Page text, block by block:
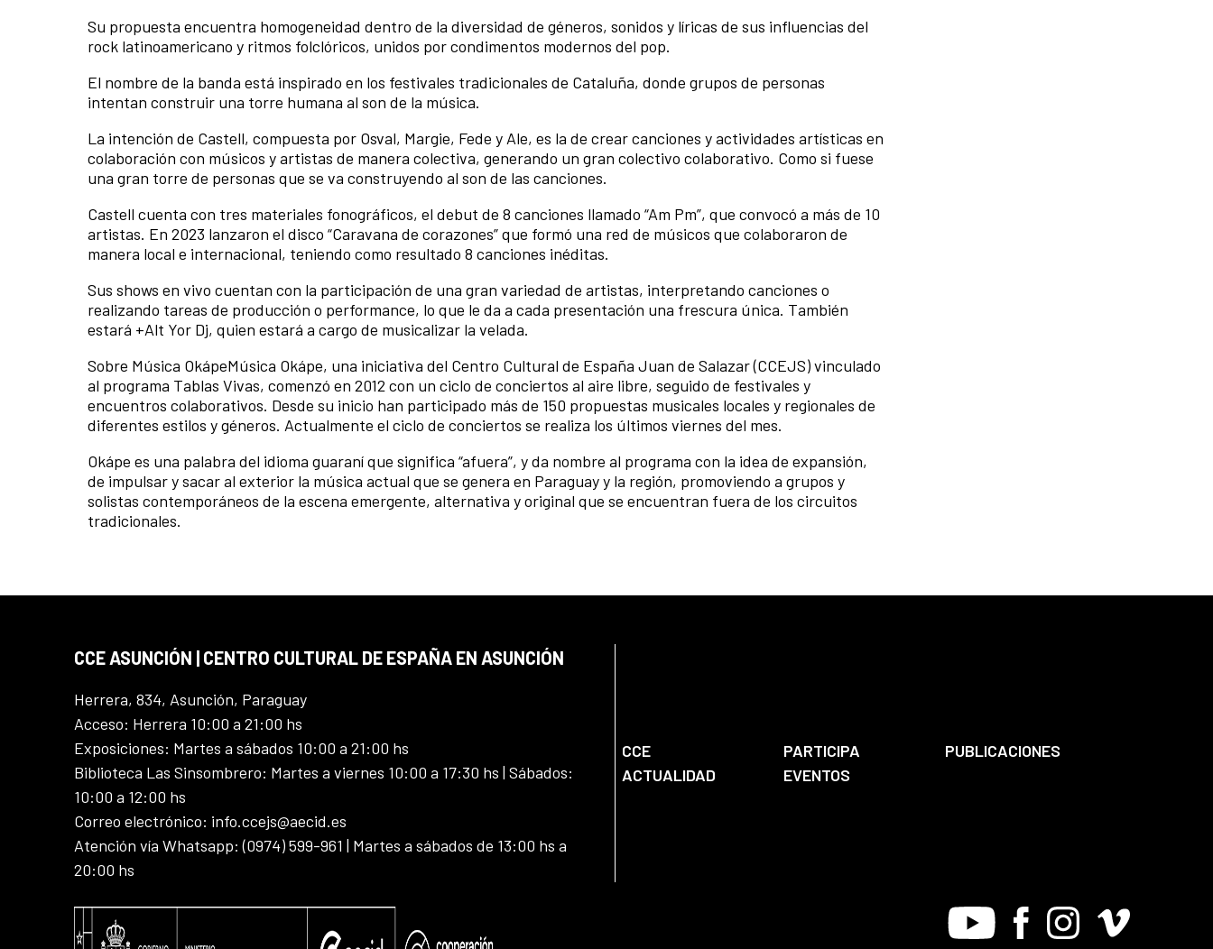
Su propuesta encuentra homogeneidad dentro de la diversidad de géneros, sonidos y líricas de sus influencias del
rock latinoamericano y ritmos folclóricos, unidos por condimentos modernos del pop.
El nombre de la banda está inspirado en los festivales tradicionales de Cataluña, donde grupos de personas
intentan construir una torre humana al son de la música.
La intención de Castell, compuesta por Osval, Margie, Fede y Ale, es la de crear canciones y actividades artísticas en
colaboración con músicos y artistas de manera colectiva, generando un gran colectivo colaborativo. Como si fuese
una gran torre de personas que se va construyendo al son de las canciones.
Castell cuenta con tres materiales fonográficos, el debut de 8 canciones llamado “Am Pm”, que convocó a más de 10
artistas. En 2023 lanzaron el disco “Caravana de corazones” que formó una red de músicos que colaboraron de
manera local e internacional, teniendo como resultado 8 canciones inéditas.
Sus shows en vivo cuentan con la participación de una gran variedad de artistas, interpretando canciones o
realizando tareas de producción o performance, lo que le da a cada presentación una frescura única. También
estará +Alt Yor Dj, quien estará a cargo de musicalizar la velada.
Sobre Música OkápeMúsica Okápe, una iniciativa del Centro Cultural de España Juan de Salazar (CCEJS) vinculado
al programa Tablas Vivas, comenzó en 2012 con un ciclo de conciertos al aire libre, seguido de festivales y
encuentros colaborativos. Desde su inicio han participado más de 150 propuestas musicales locales y regionales de
diferentes estilos y géneros. Actualmente el ciclo de conciertos se realiza los últimos viernes del mes.
Okápe es una palabra del idioma guaraní que significa “afuera”, y da nombre al programa con la idea de expansión,
de impulsar y sacar al exterior la música actual que se genera en Paraguay y la región, promoviendo a grupos y
solistas contemporáneos de la escena emergente, alternativa y original que se encuentran fuera de los circuitos
tradicionales.
CCE ASUNCIÓN | CENTRO CULTURAL DE ESPAÑA EN ASUNCIÓN
Herrera, 834, Asunción, Paraguay
Acceso: Herrera 10:00 a 21:00 hs
Exposiciones: Martes a sábados 10:00 a 21:00 hs
Biblioteca Las Sinsombrero: Martes a viernes 10:00 a 17:30 hs | Sábados:
10:00 a 12:00 hs
Correo electrónico: info.ccejs@aecid.es
Atención vía Whatsapp: (0974) 599-961 | Martes a sábados de 13:00 hs a
20:00 hs
CCE PARTICIPA
PUBLICACIONES
ACTUALIDAD
EVENTOS
Youtube FacebookInstagram
Vimeo